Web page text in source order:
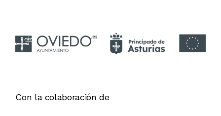
Con la colaboración de